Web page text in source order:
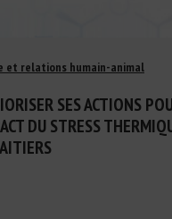
et relations humain-animal
SES ACTIONS
DU STRESS